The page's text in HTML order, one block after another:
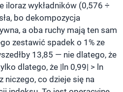
iloraz wykładników (0,576 ÷
bo dekompozycja
a oba ruchy mają ten sam
zestawić spadek o 1% ze
13,85 — nie dlatego, że
dlatego, że |ln 0,99| > ln
niczego, co dzieje się na